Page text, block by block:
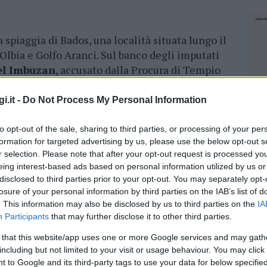
- Do Not Process My Personal Information
opt-out of the sale, sharing to third parties, or processing of your
for targeted advertising by us, please use the below opt-out
selection. Please note that after your opt-out request is processed
interest-based ads based on personal information utilized by us
to third parties prior to your opt-out. You may separately
of your personal information by third parties on the IAB’s list of
This information may also be disclosed by us to third parties on the
Participants that may further disclose it to other third parties.
that this website/app uses one or more Google services and may
but not limited to your visit or usage behaviour. You may
to Google and its third-party tags to use your data for below
di Bados, una località situata lungo il
e Golfo Aranci. Sul banco degli imputati
Imbuzan, accusato dalla Procura di Tempio
l’uso scorretto di un fornello da campeggio
nell’esplosione del camper a Bados,
Antonello Desini, ha respinto le accuse
che quel dispositivo di cottura non
udienza il giudice ha accolto le prove e
pubblico ministero, decidendo poi di